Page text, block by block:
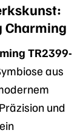
Charming
TR2399-
aus
und